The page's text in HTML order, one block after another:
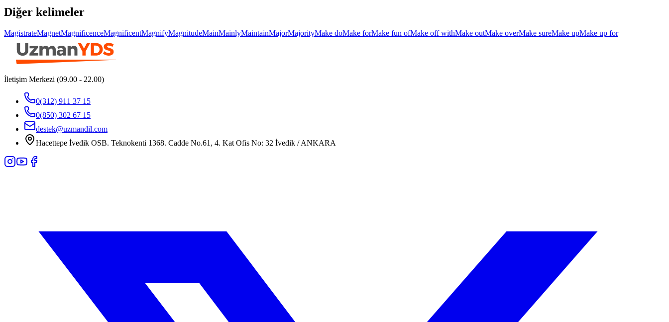
Diğer kelimeler
MagistrateMagnetMagnificenceMagnificentMagnifyMagnitudeMainMainlyMaintainMajorMajorityMake doMake forMake fun ofMake off withMake outMake overMake sureMake upMake up for
İletişim Merkezi (09.00 - 22.00)
0(312) 911 37 15
0(850) 302 67 15
destek@uzmandil.com
Hacettepe İvedik OSB. Teknokenti 1368. Cadde No.61, 4. Kat Ofis No: 32 İvedik / ANKARA